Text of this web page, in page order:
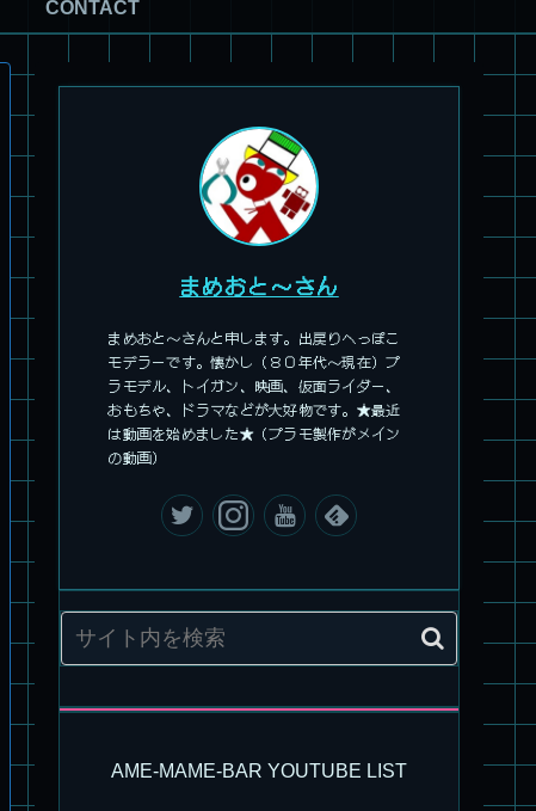
CONTACT
まめおと～さん
まめおと～さんと申します。出戻りへっぽこ
モデラーです。懐かし（８０年代～現在）プ
ラモデル、トイガン、映画、仮面ライダー、
おもちゃ、ドラマなどが大好物です。★最近
は動画を始めました★（プラモ製作がメイン
の動画）
AME-MAME-BAR YOUTUBE LIST
パチ組塗装★HG スコープドッグ ターボカスタム サンサ戦 キ
旧キット製作★本家SDマクロス バルキリーVF-1S